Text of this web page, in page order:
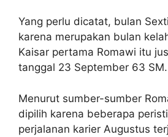
Yang perlu dicatat, bulan
karena merupakan bulan
Kaisar pertama Romawi itu
tanggal 23 September 63 SM.
Menurut sumber-sumber
dipilih karena beberapa
perjalanan karier Augustus